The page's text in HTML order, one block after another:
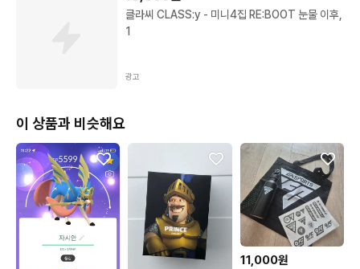
클라씨 CLASS:y - 미니4집 RE:BOOT 눈물 이후,
1
광고
이 상품과 비슷해요
11,000원